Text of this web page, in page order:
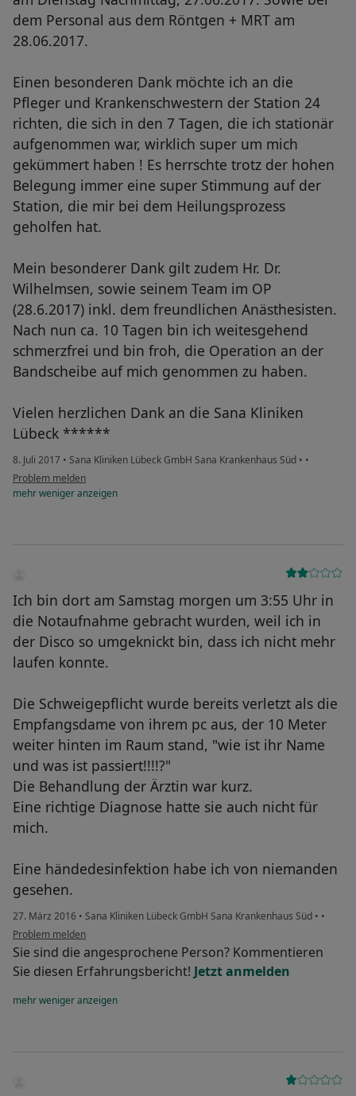
dem Personal aus dem Röntgen + MRT am
28.06.2017.
Einen besonderen Dank möchte ich an die
Pfleger und Krankenschwestern der Station 24
richten, die sich in den 7 Tagen, die ich stationär
aufgenommen war, wirklich super um mich
gekümmert haben ! Es herrschte trotz der hohen
Belegung immer eine super Stimmung auf der
Station, die mir bei dem Heilungsprozess
geholfen hat.
Mein besonderer Dank gilt zudem Hr. Dr.
Wilhelmsen, sowie seinem Team im OP
(28.6.2017) inkl. dem freundlichen Anästhesisten.
Nach nun ca. 10 Tagen bin ich weitesgehend
schmerzfrei und bin froh, die Operation an der
Bandscheibe auf mich genommen zu haben.
Vielen herzlichen Dank an die Sana Kliniken
Lübeck ******
8. Juli 2017 • Sana Kliniken Lübeck GmbH Sana Krankenhaus Süd • •
Problem melden
mehrwenigeranzeigen
Ich bin dort am Samstag morgen um 3:55 Uhr in
die Notaufnahme gebracht wurden, weil ich in
der Disco so umgeknickt bin, dass ich nicht mehr
laufen konnte.
Die Schweigepflicht wurde bereits verletzt als die
Empfangsdame von ihrem pc aus, der 10 Meter
weiter hinten im Raum stand, "wie ist ihr Name
und was ist passiert!!!!?"
Die Behandlung der Ärztin war kurz.
Eine richtige Diagnose hatte sie auch nicht für
mich.
Eine händedesinfektion habe ich von niemanden
gesehen.
27. März 2016 • Sana Kliniken Lübeck GmbH Sana Krankenhaus Süd • •
Problem melden
Sie sind die angesprochene Person? Kommentieren
Sie diesen Erfahrungsbericht! Jetzt anmelden
mehrwenigeranzeigen